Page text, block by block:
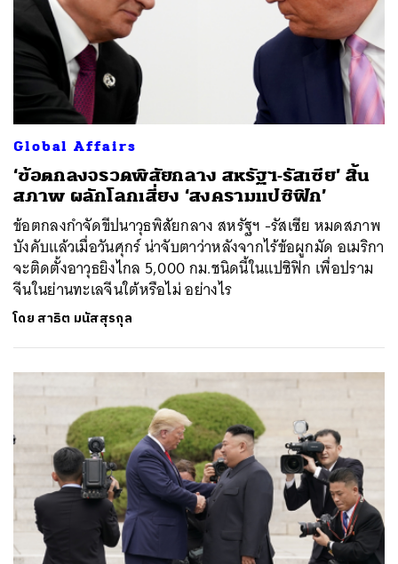
Global Affairs
‘ข้อตกลงจรวดพิสัยกลาง สหรัฐฯ-รัสเซีย’ สิ้น
สภาพ ผลักโลกเสี่ยง ‘สงครามแปซิฟิก’
ข้อตกลงกำจัดขีปนาวุธพิสัยกลาง สหรัฐฯ -รัสเซีย หมดสภาพ
บังคับแล้วเมื่อวันศุกร์ น่าจับตาว่าหลังจากไร้ข้อผูกมัด อเมริกา
จะติดตั้งอาวุธยิงไกล 5,000 กม.ชนิดนี้ในแปซิฟิก เพื่อปราม
จีนในย่านทะเลจีนใต้หรือไม่ อย่างไร
โดย สาธิต มนัสสุรกุล